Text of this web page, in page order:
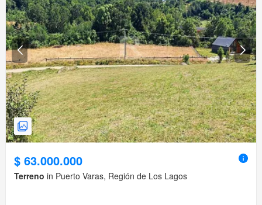
$ 63.000.000
Terreno in Puerto Varas, Región de Los Lagos